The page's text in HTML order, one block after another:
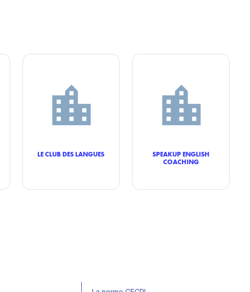
LE CLUB DES LANGUES
SPEAKUP ENGLISH
COACHING